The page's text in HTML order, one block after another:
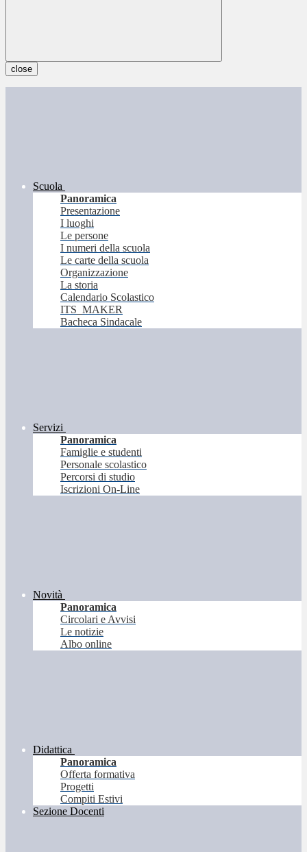
close
Scuola
Panoramica
Presentazione
I luoghi
Le persone
I numeri della scuola
Le carte della scuola
Organizzazione
La storia
Calendario Scolastico
ITS_MAKER
Bacheca Sindacale
Servizi
Panoramica
Famiglie e studenti
Personale scolastico
Percorsi di studio
Iscrizioni On-Line
Novità
Panoramica
Circolari e Avvisi
Le notizie
Albo online
Didattica
Panoramica
Offerta formativa
Progetti
Compiti Estivi
Sezione Docenti